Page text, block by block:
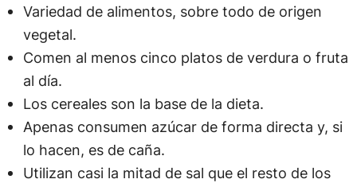
Variedad de alimentos, sobre todo de origen
vegetal.
Comen al menos cinco platos de verdura o fruta
al día.
Los cereales son la base de la dieta.
Apenas consumen azúcar de forma directa y, si
lo hacen, es de caña.
Utilizan casi la mitad de sal que el resto de los